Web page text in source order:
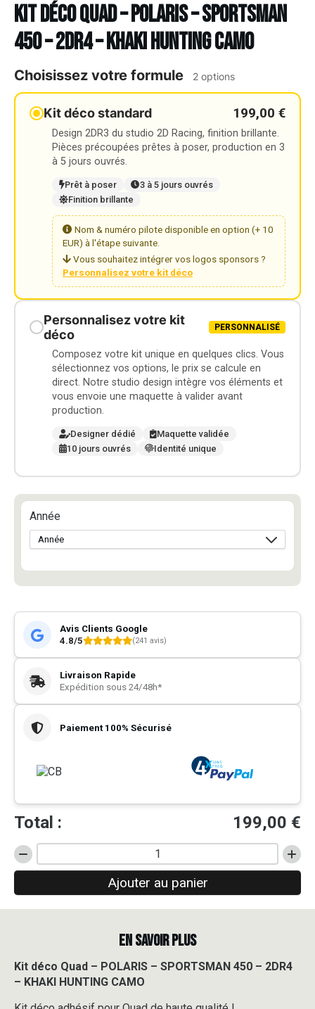
Kit déco Quad – POLARIS – SPORTSMAN
450 – 2DR4 – KHAKI HUNTING CAMO
Choisissez votre formule 2 options
Kit déco standard 199,00 €
Design 2DR3 du studio 2D Racing, finition brillante.
Pièces précoupées prêtes à poser, production en 3
à 5 jours ouvrés.
Prêt à poser
3 à 5 jours ouvrés
Finition brillante
Nom & numéro pilote disponible en option (+ 10
EUR) à l'étape suivante.
Vous souhaitez intégrer vos logos sponsors ?
Personnalisez votre kit déco
Personnalisez votre kit
déco
PERSONNALISÉ
Composez votre kit unique en quelques clics. Vous
sélectionnez vos options, le prix se calcule en
direct. Notre studio design intègre vos éléments et
vous envoie une maquette à valider avant
production.
Designer dédié
Maquette validée
10 jours ouvrés
Identité unique
Année
Avis Clients Google
4.8/5
(241 avis)
Livraison Rapide
Expédition sous 24/48h*
Paiement 100% Sécurisé
Total : 199,00 €
quantité
de
Quad
SPORTSMAN
450
Ajouter au panier
EN SAVOIR PLUS
Kit déco Quad – POLARIS – SPORTSMAN 450 – 2DR4
– KHAKI HUNTING CAMO